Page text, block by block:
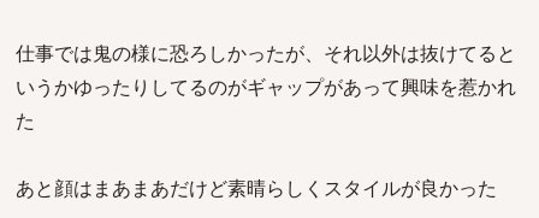
仕事では鬼の様に恐ろしかったが、それ以外は抜けてると
いうかゆったりしてるのがギャップがあって興味を惹かれ
た
あと顔はまあまあだけど素晴らしくスタイルが良かった